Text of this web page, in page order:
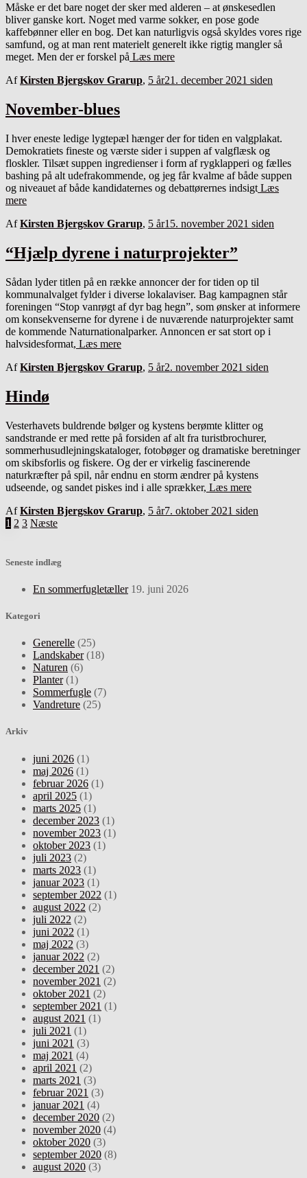
Måske er det bare noget der sker med alderen – at ønskesedlen
bliver ganske kort. Noget med varme sokker, en pose gode
kaffebønner eller en bog. Det kan naturligvis også skyldes vores rige
samfund, og at man rent materielt generelt ikke rigtig mangler så
meget. Men der er forskel på Læs mere
AfKirsten Bjergskov Grarup, 5 år21. december 2021 siden
November-blues
I hver eneste ledige lygtepæl hænger der for tiden en valgplakat.
Demokratiets fineste og værste sider i suppen af valgflæsk og
floskler. Tilsæt suppen ingredienser i form af rygklapperi og fælles
bashing på alt udefrakommende, og jeg får kvalme af både suppen
og niveauet af både kandidaternes og debattørernes indsigt Læs
mere
AfKirsten Bjergskov Grarup, 5 år15. november 2021 siden
“Hjælp dyrene i naturprojekter”
Sådan lyder titlen på en række annoncer der for tiden op til
kommunalvalget fylder i diverse lokalaviser. Bag kampagnen står
foreningen “Stop vanrøgt af dyr bag hegn”, som ønsker at informere
om konsekvenserne for dyrene i de nuværende naturprojekter samt
de kommende Naturnationalparker. Annoncen er sat stort op i
halvsidesformat, Læs mere
AfKirsten Bjergskov Grarup, 5 år2. november 2021 siden
Hindø
Vesterhavets buldrende bølger og kystens berømte klitter og
sandstrande er med rette på forsiden af alt fra turistbrochurer,
sommerhusudlejningskataloger, fotobøger og dramatiske beretninger
om skibsforlis og fiskere. Og der er virkelig fascinerende
naturkræfter på spil, når endnu en storm ændrer på kystens
udseende, og sandet piskes ind i alle sprækker, Læs mere
AfKirsten Bjergskov Grarup, 5 år7. oktober 2021 siden
Indlægsinddeling
1 2 3 Næste
Seneste indlæg
En sommerfugletæller 19. juni 2026
Kategori
Generelle (25)
Landskaber(18)
Naturen (6)
Planter(1)
Sommerfugle (7)
Vandreture (25)
Arkiv
juni 2026 (1)
maj 2026 (1)
februar 2026 (1)
april 2025 (1)
marts 2025 (1)
december 2023 (1)
november 2023 (1)
oktober 2023 (1)
juli 2023 (2)
marts 2023 (1)
januar 2023 (1)
september 2022 (1)
august 2022 (2)
juli 2022 (2)
juni 2022 (1)
maj 2022 (3)
januar 2022 (2)
december 2021 (2)
november 2021 (2)
oktober 2021 (2)
september 2021 (1)
august 2021 (1)
juli 2021 (1)
juni 2021 (3)
maj 2021 (4)
april 2021 (2)
marts 2021 (3)
februar 2021 (3)
januar 2021 (4)
december 2020 (2)
november 2020 (4)
oktober 2020 (3)
september 2020 (8)
august 2020 (3)